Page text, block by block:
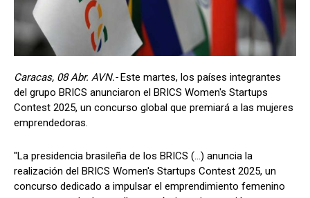
Caracas, 08 Abr. AVN.-Este martes, los países integrantes
del grupo BRICS anunciaron el BRICS Women's Startups
Contest 2025, un concurso global que premiará a las mujeres
emprendedoras.
"La presidencia brasileña de los BRICS (…) anuncia la
realización del BRICS Women's Startups Contest 2025, un
concurso dedicado a impulsar el emprendimiento femenino